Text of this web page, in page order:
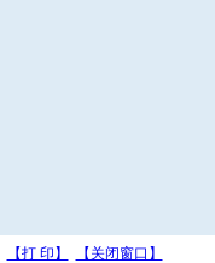
【打 印】 【关闭窗口】